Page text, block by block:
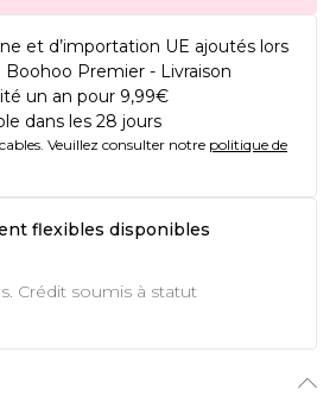
et d’importation UE ajoutés lors
Premier - Livraison
un an pour 9,99€
dans les 28 jours
Veuillez consulter notre politique de
flexibles disponibles
Crédit soumis à statut